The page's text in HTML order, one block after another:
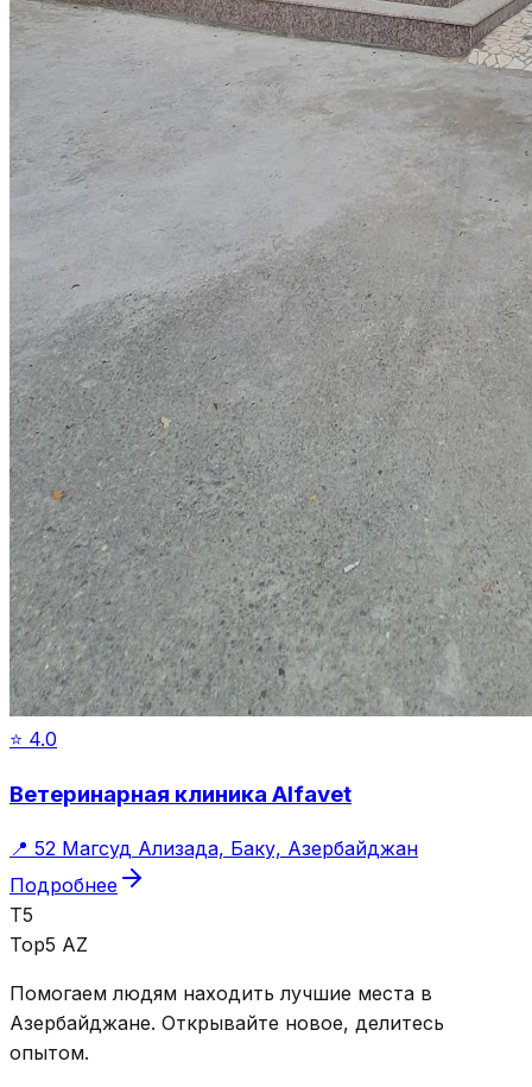
⭐ 4.0
Ветеринарная клиника Alfavet
📍 52 Магсуд Ализада, Баку, Азербайджан
Подробнее
T5
Top5 AZ
Помогаем людям находить лучшие места в
Азербайджане. Открывайте новое, делитесь
опытом.